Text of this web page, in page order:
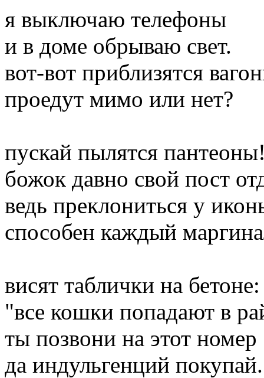
я выключаю телефоны
и в доме обрываю свет.
вот-вот приблизятся
проедут мимо или нет?
пускай пылятся
божок давно свой пост
ведь преклониться у
способен каждый
висят таблички на бетоне:
"все кошки попадают в
ты позвони на этот номер
да индульгенций